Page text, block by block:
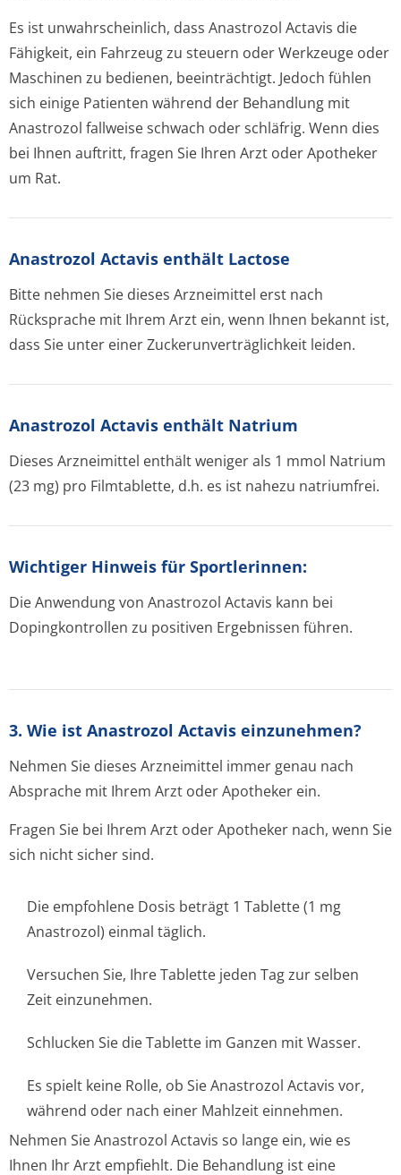
Es ist unwahrscheinlich, dass Anastrozol Actavis die
Fähigkeit, ein Fahrzeug zu steuern oder Werkzeuge oder
Maschinen zu bedienen, beeinträchtigt. Jedoch fühlen
sich einige Patienten während der Behandlung mit
Anastrozol fallweise schwach oder schläfrig. Wenn dies
bei Ihnen auftritt, fragen Sie Ihren Arzt oder Apotheker
um Rat.
Anastrozol Actavis enthält Lactose
Bitte nehmen Sie dieses Arzneimittel erst nach
Rücksprache mit Ihrem Arzt ein, wenn Ihnen bekannt ist,
dass Sie unter einer Zuckerunverträglichke­it leiden.
Anastrozol Actavis enthält Natrium
Dieses Arzneimittel enthält weniger als 1 mmol Natrium
(23 mg) pro Filmtablette, d.h. es ist nahezu natriumfrei.
Wichtiger Hinweis für Sportlerinnen:
Die Anwendung von Anastrozol Actavis kann bei
Dopingkontrollen zu positiven Ergebnissen führen.
3. Wie ist Anastrozol Actavis einzunehmen?
Nehmen Sie dieses Arzneimittel immer genau nach
Absprache mit Ihrem Arzt oder Apotheker ein.
Fragen Sie bei Ihrem Arzt oder Apotheker nach, wenn Sie
sich nicht sicher sind.
Die empfohlene Dosis beträgt 1 Tablette (1 mg
Anastrozol) einmal täglich.
Versuchen Sie, Ihre Tablette jeden Tag zur selben
Zeit einzunehmen.
Schlucken Sie die Tablette im Ganzen mit Wasser.
Es spielt keine Rolle, ob Sie Anastrozol Actavis vor,
während oder nach einer Mahlzeit einnehmen.
Nehmen Sie Anastrozol Actavis so lange ein, wie es
Ihnen Ihr Arzt empfiehlt. Die Behandlung ist eine